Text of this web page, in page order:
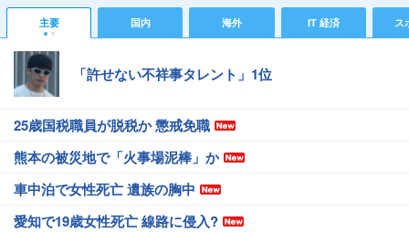
主要 国内 海外 IT 経済 ス
「許せない不祥事タレント」1位
25歳国税職員が脱税か 懲戒免職
熊本の被災地で「火事場泥棒」か
車中泊で女性死亡 遺族の胸中
愛知で19歳女性死亡 線路に侵入?